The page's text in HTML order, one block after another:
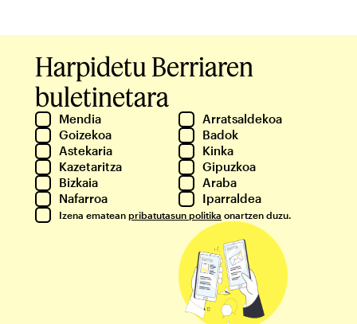
Harpidetu Berriaren
buletinetara
Mendia
Arratsaldekoa
Goizekoa
Badok
Astekaria
Kinka
Kazetaritza
Gipuzkoa
Bizkaia
Araba
Nafarroa
Iparraldea
Izena ematean pribatutasun politika onartzen duzu.